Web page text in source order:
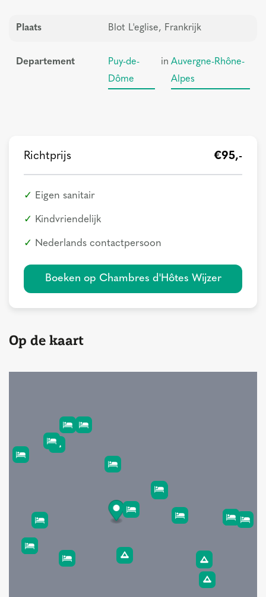
Plaats Blot L'eglise, Frankrijk
Departement
Puy-de-
Dôme
in Auvergne-Rhône-
Alpes
Richtprijs €95,-
Eigen sanitair
Kindvriendelijk
Nederlands contactpersoon
Boeken op Chambres d'Hôtes Wijzer
Op de kaart